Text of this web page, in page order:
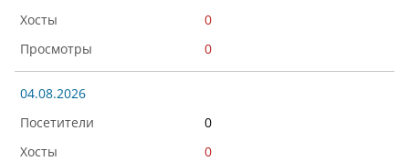
0
0
04.08.2026
0
0